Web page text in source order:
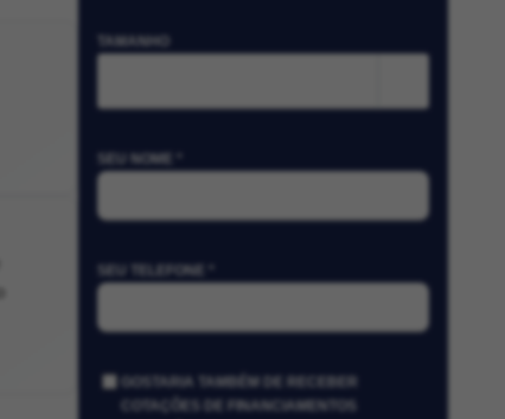
TAMANHO
SEU NOME *
SEU TELEFONE *
GOSTARIA TAMBÉM DE RECEBER
COTAÇÕES DE FINANCIAMENTOS